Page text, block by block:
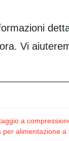
Vi
a
alimentazione